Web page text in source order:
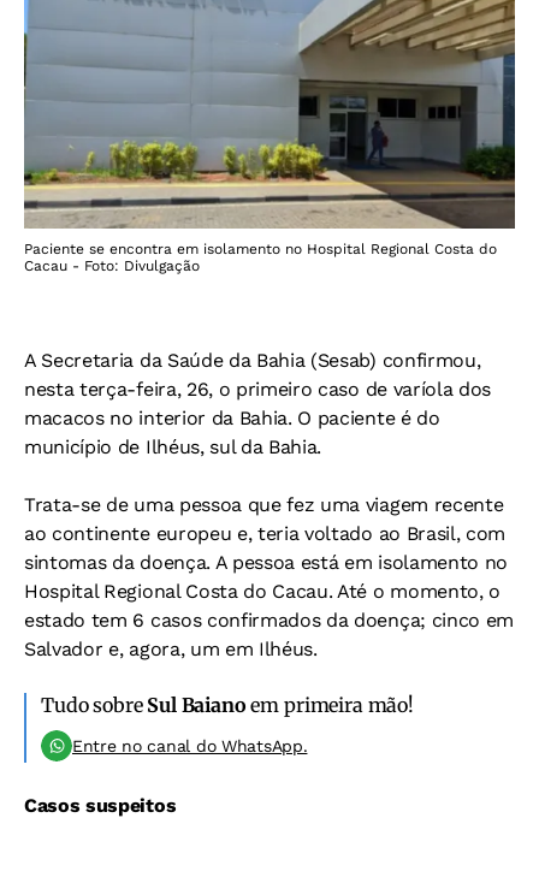
Paciente se encontra em isolamento no Hospital Regional Costa do
Cacau - Foto: Divulgação
A Secretaria da Saúde da Bahia (Sesab) confirmou,
nesta terça-feira, 26, o primeiro caso de varíola dos
macacos no interior da Bahia. O paciente é do
município de Ilhéus, sul da Bahia.
Trata-se de uma pessoa que fez uma viagem recente
ao continente europeu e, teria voltado ao Brasil, com
sintomas da doença. A pessoa está em isolamento no
Hospital Regional Costa do Cacau. Até o momento, o
estado tem 6 casos confirmados da doença; cinco em
Salvador e, agora, um em Ilhéus.
Tudo sobre Sul Baiano em primeira mão!
Entre no canal do WhatsApp.
Casos suspeitos